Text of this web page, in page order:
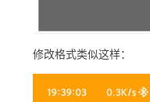
修改格式类似这样：